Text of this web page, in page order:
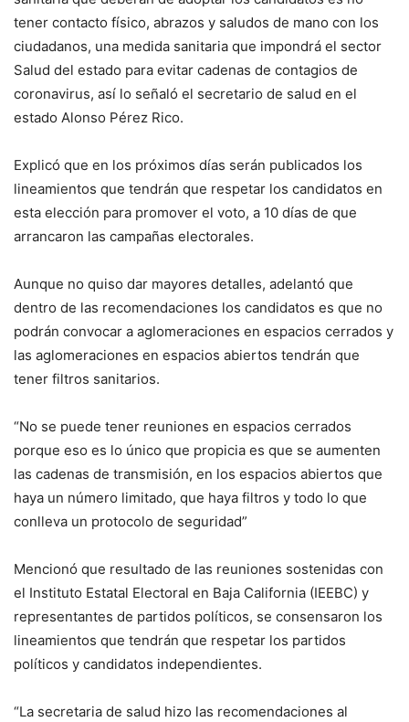
tener contacto físico, abrazos y saludos de mano con los
ciudadanos, una medida sanitaria que impondrá el sector
Salud del estado para evitar cadenas de contagios de
coronavirus, así lo señaló el secretario de salud en el
estado Alonso Pérez Rico.
Explicó que en los próximos días serán publicados los
lineamientos que tendrán que respetar los candidatos en
esta elección para promover el voto, a 10 días de que
arrancaron las campañas electorales.
Aunque no quiso dar mayores detalles, adelantó que
dentro de las recomendaciones los candidatos es que no
podrán convocar a aglomeraciones en espacios cerrados y
las aglomeraciones en espacios abiertos tendrán que
tener filtros sanitarios.
“No se puede tener reuniones en espacios cerrados
porque eso es lo único que propicia es que se aumenten
las cadenas de transmisión, en los espacios abiertos que
haya un número limitado, que haya filtros y todo lo que
conlleva un protocolo de seguridad”
Mencionó que resultado de las reuniones sostenidas con
el Instituto Estatal Electoral en Baja California (IEEBC) y
representantes de partidos políticos, se consensaron los
lineamientos que tendrán que respetar los partidos
políticos y candidatos independientes.
“La secretaria de salud hizo las recomendaciones al